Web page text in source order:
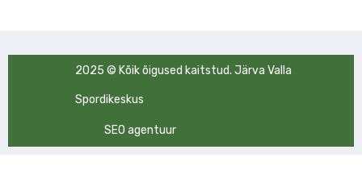
2025 © Kõik õigused kaitstud. Järva Valla
Spordikeskus
SEO agentuur